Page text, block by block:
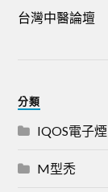
台灣中醫論壇
分類
IQOS電子煙
M型禿